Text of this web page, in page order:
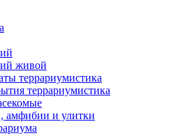
живой
террариумистика
террариумистика
и улитки